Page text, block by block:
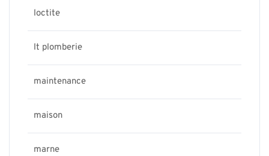
loctite
lt plomberie
maintenance
maison
marne